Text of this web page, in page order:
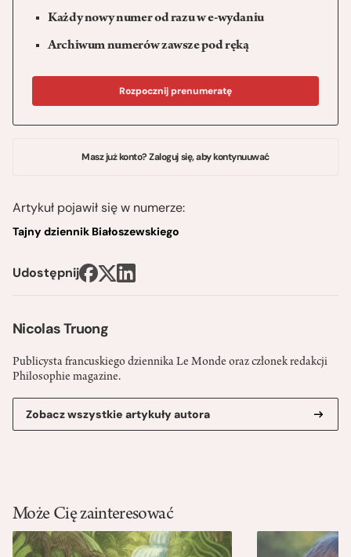
Nicolas Truong
Publicysta francuskiego dziennika Le Monde oraz członek redakcji
Philosophie magazine.
Zobacz wszystkie artykuły autora
Każdy nowy numer od razu w e-wydaniu
Archiwum numerów zawsze pod ręką
Rozpocznij prenumeratę
Masz już konto? Zaloguj się, aby kontynuuwać
Artykuł pojawił się w numerze:
Tajny dziennik Białoszewskiego
Udostępnij
Może Cię zainteresować